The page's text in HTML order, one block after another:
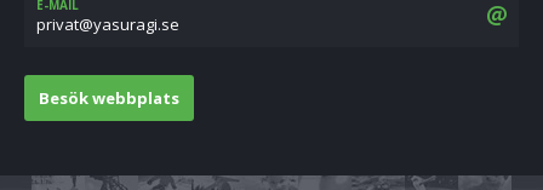
E-MAIL
es.igarusay@tavirp
Besök webbplats